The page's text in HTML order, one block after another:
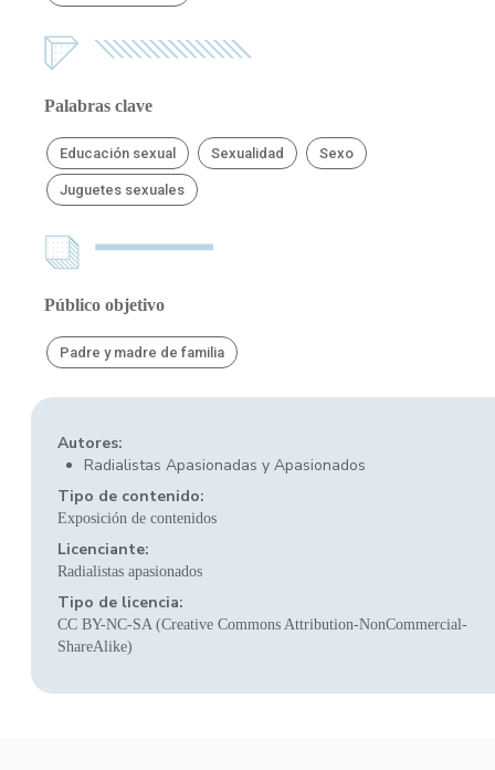
Palabras clave
Educación sexual Sexualidad Sexo
Juguetes sexuales
Público objetivo
Padre y madre de familia
Autores:
Radialistas Apasionadas y Apasionados
Tipo de contenido:
Exposición de contenidos
Licenciante:
Radialistas apasionados
Tipo de licencia:
CC BY-NC-SA (Creative Commons Attribution-NonCommercial-
ShareAlike)